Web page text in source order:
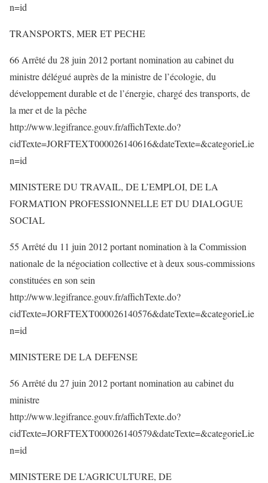
n=id
TRANSPORTS, MER ET PECHE
66 Arrêté du 28 juin 2012 portant nomination au cabinet du
ministre délégué auprès de la ministre de l’écologie, du
développement durable et de l’énergie, chargé des transports, de
la mer et de la pêche
http://www.legifrance.gouv.fr/affichTexte.do?
cidTexte=JORFTEXT000026140616&dateTexte=&categorieLie
n=id
MINISTERE DU TRAVAIL, DE L’EMPLOI, DE LA
FORMATION PROFESSIONNELLE ET DU DIALOGUE
SOCIAL
55 Arrêté du 11 juin 2012 portant nomination à la Commission
nationale de la négociation collective et à deux sous-commissions
constituées en son sein
http://www.legifrance.gouv.fr/affichTexte.do?
cidTexte=JORFTEXT000026140576&dateTexte=&categorieLie
n=id
MINISTERE DE LA DEFENSE
56 Arrêté du 27 juin 2012 portant nomination au cabinet du
ministre
http://www.legifrance.gouv.fr/affichTexte.do?
cidTexte=JORFTEXT000026140579&dateTexte=&categorieLie
n=id
MINISTERE DE L’AGRICULTURE, DE